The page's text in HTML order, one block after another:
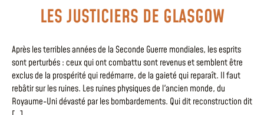
LES JUSTICIERS DE GLASGOW
Après les terribles années de la Seconde Guerre mondiales, les esprits
sont perturbés : ceux qui ont combattu sont revenus et semblent être
exclus de la prospérité qui redémarre, de la gaieté qui reparaît. Il faut
rebâtir sur les ruines. Les ruines physiques de l'ancien monde, du
Royaume-Uni dévasté par les bombardements. Qui dit reconstruction dit